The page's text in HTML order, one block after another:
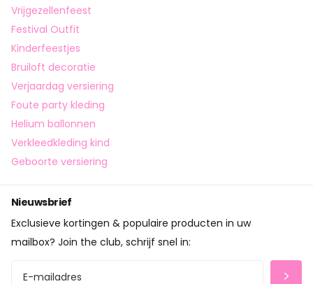
Vrijgezellenfeest
Festival Outfit
Kinderfeestjes
Bruiloft decoratie
Verjaardag versiering
Foute party kleding
Helium ballonnen
Verkleedkleding kind
Geboorte versiering
Nieuwsbrief
Exclusieve kortingen & populaire producten in uw
mailbox? Join the club, schrijf snel in: